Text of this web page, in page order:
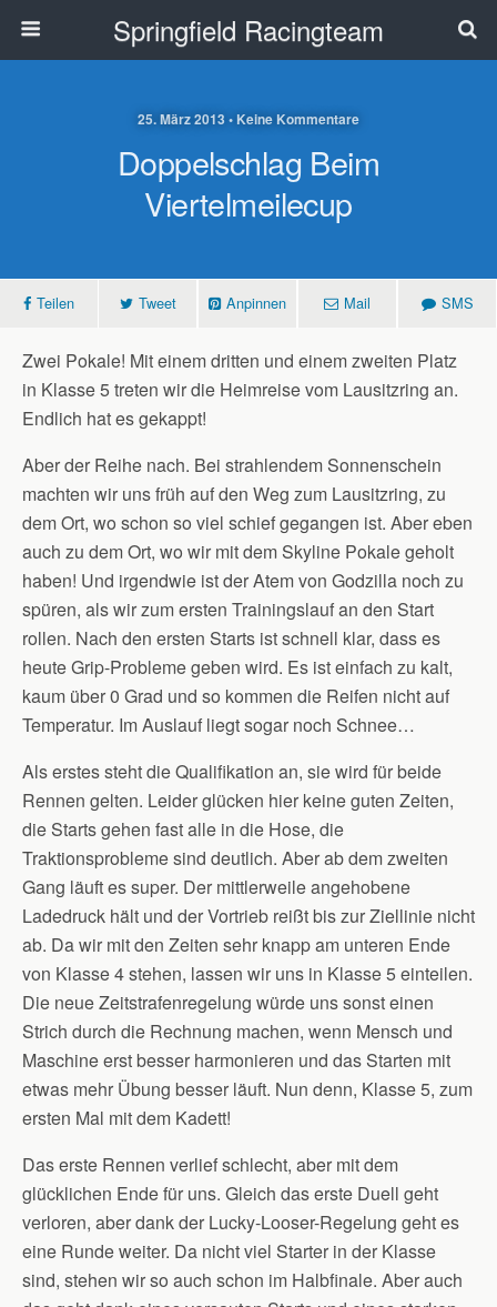
Springfield Racingteam
25. März 2013 • Keine Kommentare
Doppelschlag Beim
Viertelmeilecup
Teilen Tweet Anpinnen Mail SMS
Zwei Pokale! Mit einem dritten und einem zweiten Platz
in Klasse 5 treten wir die Heimreise vom Lausitzring an.
Endlich hat es gekappt!
Aber der Reihe nach. Bei strahlendem Sonnenschein
machten wir uns früh auf den Weg zum Lausitzring, zu
dem Ort, wo schon so viel schief gegangen ist. Aber eben
auch zu dem Ort, wo wir mit dem Skyline Pokale geholt
haben! Und irgendwie ist der Atem von Godzilla noch zu
spüren, als wir zum ersten Trainingslauf an den Start
rollen. Nach den ersten Starts ist schnell klar, dass es
heute Grip-Probleme geben wird. Es ist einfach zu kalt,
kaum über 0 Grad und so kommen die Reifen nicht auf
Temperatur. Im Auslauf liegt sogar noch Schnee…
Als erstes steht die Qualifikation an, sie wird für beide
Rennen gelten. Leider glücken hier keine guten Zeiten,
die Starts gehen fast alle in die Hose, die
Traktionsprobleme sind deutlich. Aber ab dem zweiten
Gang läuft es super. Der mittlerweile angehobene
Ladedruck hält und der Vortrieb reißt bis zur Ziellinie nicht
ab. Da wir mit den Zeiten sehr knapp am unteren Ende
von Klasse 4 stehen, lassen wir uns in Klasse 5 einteilen.
Die neue Zeitstrafenregelung würde uns sonst einen
Strich durch die Rechnung machen, wenn Mensch und
Maschine erst besser harmonieren und das Starten mit
etwas mehr Übung besser läuft. Nun denn, Klasse 5, zum
ersten Mal mit dem Kadett!
Das erste Rennen verlief schlecht, aber mit dem
glücklichen Ende für uns. Gleich das erste Duell geht
verloren, aber dank der Lucky-Looser-Regelung geht es
eine Runde weiter. Da nicht viel Starter in der Klasse
sind, stehen wir so auch schon im Halbfinale. Aber auch